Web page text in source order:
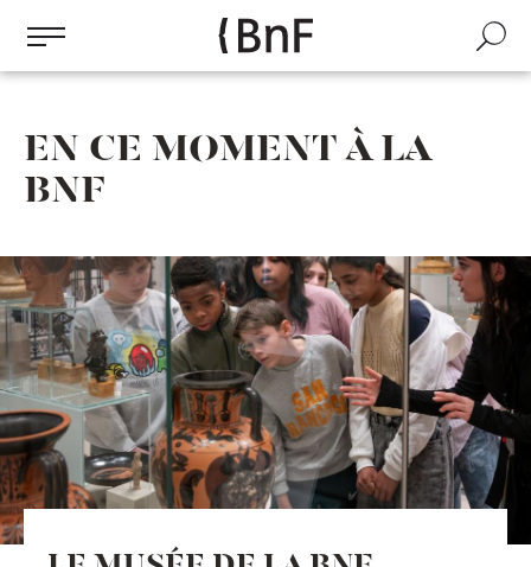
contenu
Recherche
EN CE MOMENT À LA
BNF